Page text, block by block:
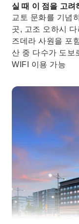
실 때 이 점을 고
교토 문화를 기념
곳, 고조 오하시
즈데라 사원을 포
산 중 다수가 도보
WIFI 이용 가능